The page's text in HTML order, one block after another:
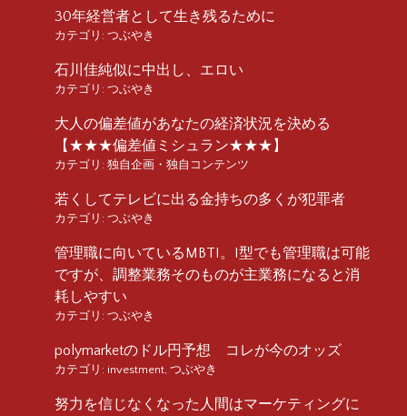
30年経営者として生き残るために
カテゴリ: つぶやき
石川佳純似に中出し、エロい
カテゴリ: つぶやき
大人の偏差値があなたの経済状況を決める
【★★★偏差値ミシュラン★★★】
カテゴリ: 独自企画・独自コンテンツ
若くしてテレビに出る金持ちの多くが犯罪者
カテゴリ: つぶやき
管理職に向いているMBTI。I型でも管理職は可能
ですが、調整業務そのものが主業務になると消
耗しやすい
カテゴリ: つぶやき
polymarketのドル円予想 コレが今のオッズ
カテゴリ: investment つぶやき
努力を信じなくなった人間はマーケティングに